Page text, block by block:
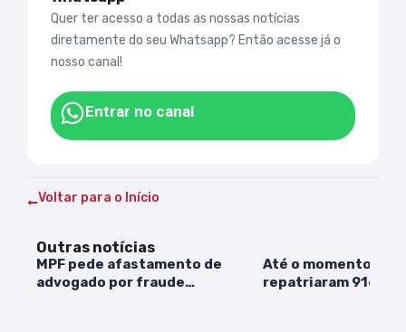
Quer ter acesso a todas as nossas notícias
diretamente do seu Whatsapp? Então acesse já o
nosso canal!
Entrar no canal
Voltar para o Início
Outras notícias
MPF pede afastamento de
advogado por fraude
Até o momento,
repatriaram 916